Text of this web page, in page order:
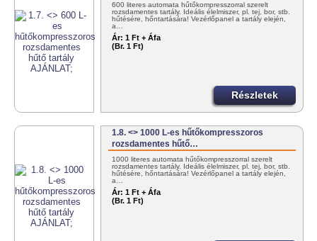
600 literes automata hűtőkompresszorral szerelt
rozsdamentes tartály. Ideális élelmiszer, pl. tej, bor, stb.
hűtésére, hőntartására! Vezérlőpanel a tartály elején,
a…
Ár: 1 Ft + Áfa
(Br. 1 Ft)
Részletek
1.8. <> 1000 L-es hűtőkompresszoros
rozsdamentes hűtő…
1000 literes automata hűtőkompresszorral szerelt
rozsdamentes tartály. Ideális élelmiszer, pl. tej, bor, stb.
hűtésére, hőntartására! Vezérlőpanel a tartály elején,
a…
Ár: 1 Ft + Áfa
(Br. 1 Ft)